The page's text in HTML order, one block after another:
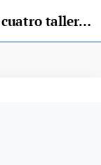
La Escuela de Familias programa cuatro talleres entre febrero y mayo